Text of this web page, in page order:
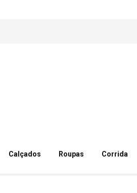
Calçados Roupas Corrida